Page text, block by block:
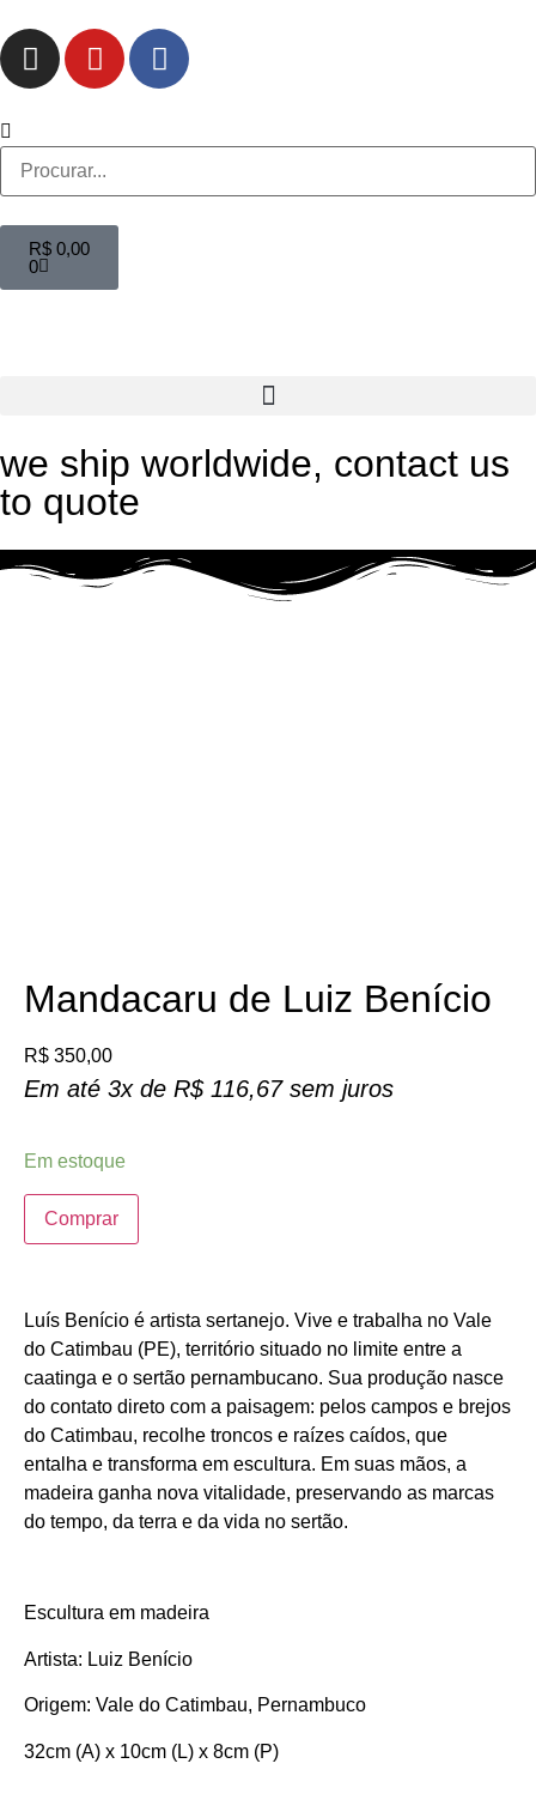
R$ 0,00
0
we ship worldwide, contact us
to quote
Mandacaru de Luiz Benício
R$ 350,00
Em até 3x de R$116,67sem juros
Em estoque
Comprar
Luís Benício é artista sertanejo. Vive e trabalha no Vale
do Catimbau (PE), território situado no limite entre a
caatinga e o sertão pernambucano. Sua produção nasce
do contato direto com a paisagem: pelos campos e brejos
do Catimbau, recolhe troncos e raízes caídos, que
entalha e transforma em escultura. Em suas mãos, a
madeira ganha nova vitalidade, preservando as marcas
do tempo, da terra e da vida no sertão.
Escultura em madeira
Artista: Luiz Benício
Origem: Vale do Catimbau, Pernambuco
32cm (A) x 10cm (L) x 8cm (P)